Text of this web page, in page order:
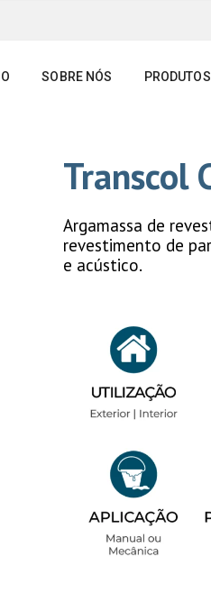
SOBRE NÓS PRODUTOS
Transcol
Argamassa de
revestimento de
e acústico.